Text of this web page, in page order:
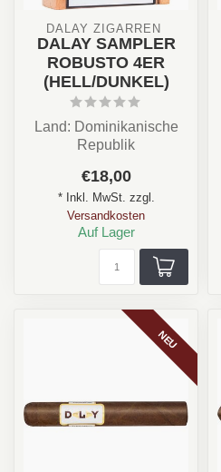
DALAY ZIGARREN
DALAY SAMPLER
ROBUSTO 4ER
(HELL/DUNKEL)
Land: Dominikanische
Republik
Aroma: Nussig, Erde,
Kakao, Würzig...
€18,00
* Inkl. MwSt. zzgl.
Versandkosten
Auf Lager
NEU